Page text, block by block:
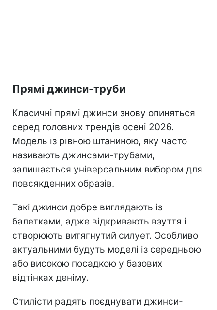
Прямі джинси-труби
Класичні прямі джинси знову опиняться
серед головних трендів осені 2026.
Модель із рівною штаниною, яку часто
називають джинсами-трубами,
залишається універсальним вибором для
повсякденних образів.
Такі джинси добре виглядають із
балетками, адже відкривають взуття і
створюють витягнутий силует. Особливо
актуальними будуть моделі із середньою
або високою посадкою у базових
відтінках деніму.
Стилісти радять поєднувати джинси-